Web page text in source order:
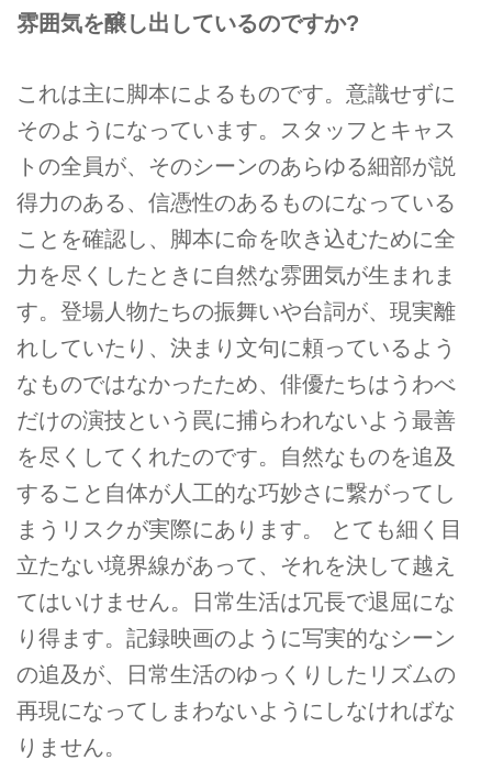
雰囲気を醸し出しているのですか?
これは主に脚本によるものです。意識せずに
そのようになっています。スタッフとキャス
トの全員が、そのシーンのあらゆる細部が説
得力のある、信憑性のあるものになっている
ことを確認し、脚本に命を吹き込むために全
力を尽くしたときに自然な雰囲気が生まれま
す。登場人物たちの振舞いや台詞が、現実離
れしていたり、決まり文句に頼っているよう
なものではなかったため、俳優たちはうわべ
だけの演技という罠に捕らわれないよう最善
を尽くしてくれたのです。自然なものを追及
すること自体が人工的な巧妙さに繋がってし
まうリスクが実際にあります。 とても細く目
立たない境界線があって、それを決して越え
てはいけません。日常生活は冗長で退屈にな
り得ます。記録映画のように写実的なシーン
の追及が、日常生活のゆっくりしたリズムの
再現になってしまわないようにしなければな
りません。